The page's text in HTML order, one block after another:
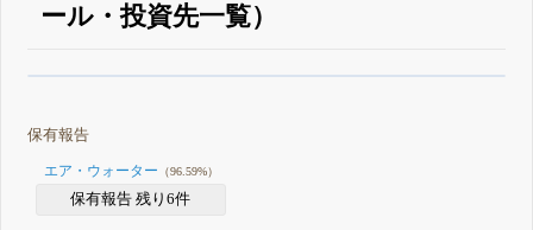
ール・投資先一覧）
登録すると永久30%OFFと米株版の先行利用も付きます
保有報告
エア・ウォーター （96.59%）
保有報告 残り6件